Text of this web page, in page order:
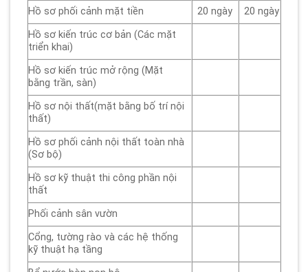
Hồ sơ phối cảnh mặt tiền
20 ngày
20 ngày
Hồ sơ kiến trúc cơ bản (Các mặt
triển khai)
Hồ sơ kiến trúc mở rộng (Mặt
bằng trần, sàn)
Hồ sơ nội thất(mặt bằng bố trí nội
thất)
Hồ sơ phối cảnh nội thất toàn nhà
(Sơ bộ)
Hồ sơ kỹ thuật thi công phần nội
thất
Phối cảnh sân vườn
Cổng, tường rào và các hệ thống
kỹ thuật hạ tầng